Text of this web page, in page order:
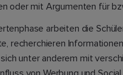
oder mit Argumenten für
arbeiten die
recherchieren
unter anderem mit